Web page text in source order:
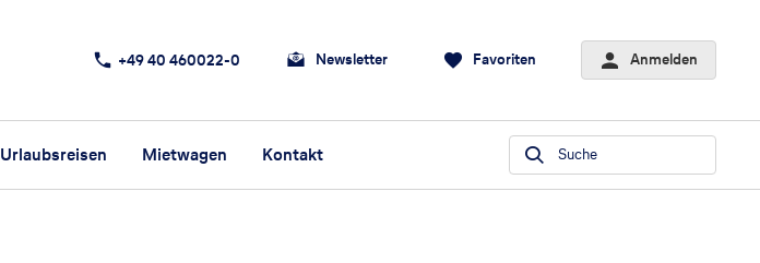
+49 40 460022-0 Newsletter Favoriten Anmelden
Urlaubsreisen Mietwagen Kontakt Suche